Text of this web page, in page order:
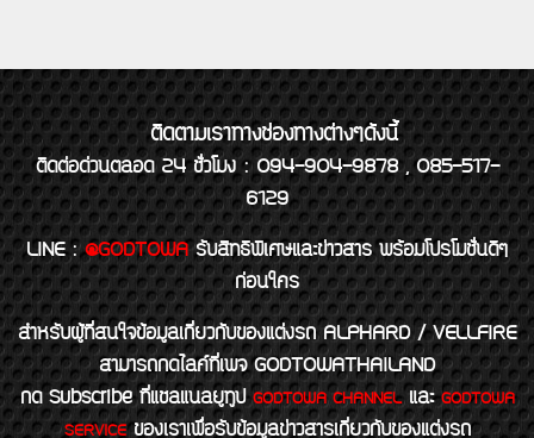
ติดตามเราทางช่องทางต่างๆดังนี้
ติดต่อด่วนตลอด 24 ชั่วโมง : 094-904-9878 , 085-517-
6129
LINE : @GODTOWA รับสิทธิพิเศษและข่าวสาร พร้อมโปรโมชั่นดีๆ
ก่อนใคร
สำหรับผู้ที่สนใจข้อมูลเกี่ยวกับของแต่งรถ ALPHARD / VELLFIRE
สามารถกดไลค์ที่เพจ GODTOWATHAILAND
กด Subscribe ที่แชลแนลยูทูป GODTOWA CHANNELและGODTOWA
SERVICEของเราเพื่อรับข้อมูลข่าวสารเกี่ยวกับของแต่งรถ